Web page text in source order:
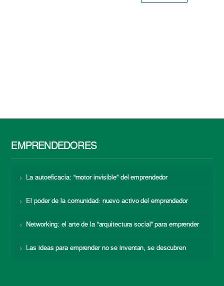
EMPRENDEDORES
La autoeficacia: “motor invisible” del emprendedor
El poder de la comunidad: nuevo activo del emprendedor
Networking: el arte de la “arquitectura social” para emprender
Las ideas para emprender no se inventan, se descubren